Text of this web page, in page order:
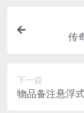
传
下一篇
物品备注悬浮